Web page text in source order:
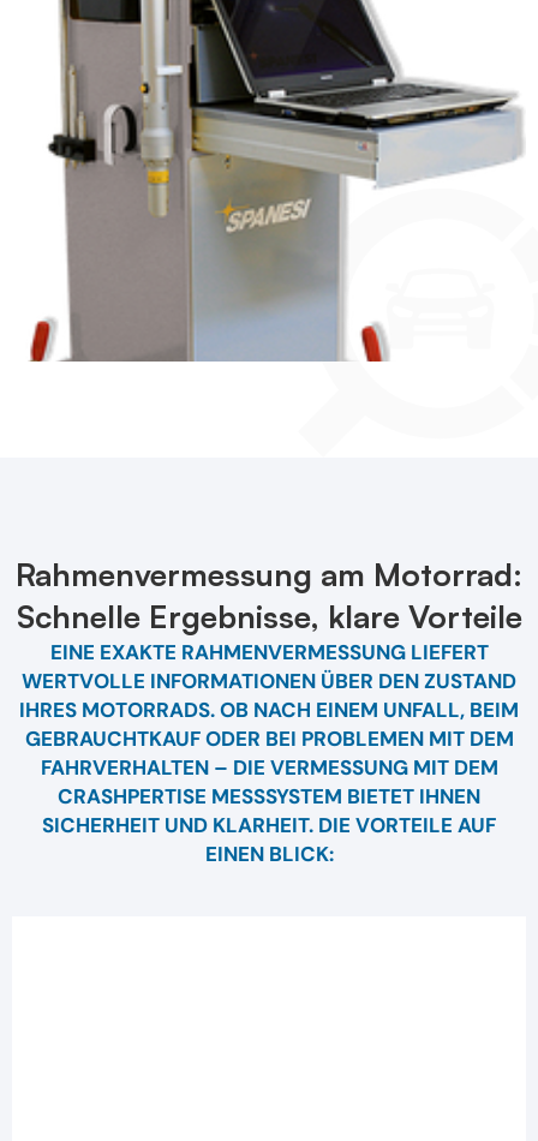
Rahmenvermessung am Motorrad:
Schnelle Ergebnisse, klare Vorteile
EINE EXAKTE RAHMENVERMESSUNG LIEFERT
WERTVOLLE INFORMATIONEN ÜBER DEN ZUSTAND
IHRES MOTORRADS. OB NACH EINEM UNFALL, BEIM
GEBRAUCHTKAUF ODER BEI PROBLEMEN MIT DEM
FAHRVERHALTEN – DIE VERMESSUNG MIT DEM
CRASHPERTISE MESSSYSTEM BIETET IHNEN
SICHERHEIT UND KLARHEIT. DIE VORTEILE AUF
EINEN BLICK: